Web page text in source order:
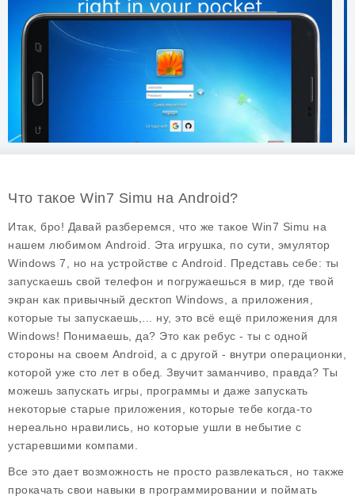
Что такое Win7 Simu на Android?
Итак, бро! Давай разберемся, что же такое Win7 Simu на
нашем любимом Android. Эта игрушка, по сути, эмулятор
Windows 7, но на устройстве с Android. Представь себе: ты
запускаешь свой телефон и погружаешься в мир, где твой
экран как привычный десктоп Windows, а приложения,
которые ты запускаешь,... ну, это всё ещё приложения для
Windows! Понимаешь, да? Это как ребус - ты с одной
стороны на своем Android, а с другой - внутри операционки,
которой уже сто лет в обед. Звучит заманчиво, правда? Ты
можешь запускать игры, программы и даже запускать
некоторые старые приложения, которые тебе когда-то
нереально нравились, но которые ушли в небытие с
устаревшими компами.
Все это дает возможность не просто развлекаться, но также
прокачать свои навыки в программировании и поймать